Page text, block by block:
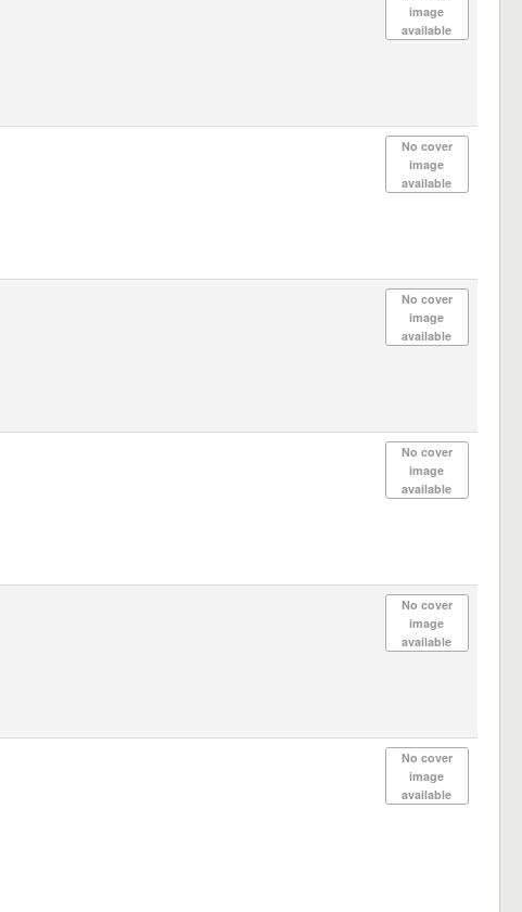
image
available
No cover
image
available
No cover
image
available
No cover
image
available
No cover
image
available
No cover
image
available